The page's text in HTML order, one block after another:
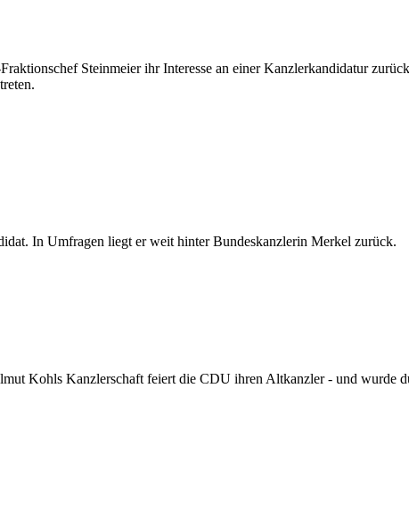
Steinmeier ihr Interesse an einer Kanzlerkandidatur
In Umfragen liegt er weit hinter Bundeskanzlerin Merkel zurück.
Kohls Kanzlerschaft feiert die CDU ihren Altkanzler - und wurde